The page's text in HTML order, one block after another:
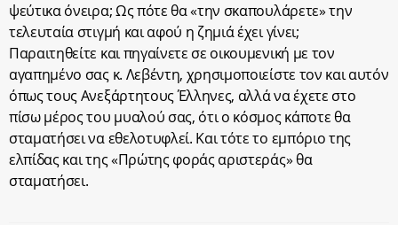
ψεύτικα όνειρα; Ως πότε θα «την σκαπουλάρετε» την
τελευταία στιγμή και αφού η ζημιά έχει γίνει;
Παραιτηθείτε και πηγαίνετε σε οικουμενική με τον
αγαπημένο σας κ. Λεβέντη, χρησιμοποιείστε τον και αυτόν
όπως τους Ανεξάρτητους Έλληνες, αλλά να έχετε στο
πίσω μέρος του μυαλού σας, ότι ο κόσμος κάποτε θα
σταματήσει να εθελοτυφλεί. Και τότε το εμπόριο της
ελπίδας και της «Πρώτης φοράς αριστεράς» θα
σταματήσει.